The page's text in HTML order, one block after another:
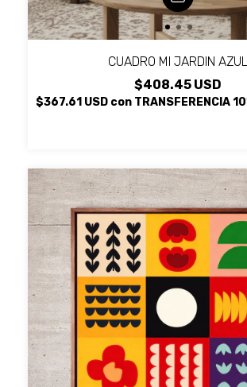
CUADRO MI JARDIN AZUL
$408.45 USD
$367.61 USD con TRANSFERENCIA